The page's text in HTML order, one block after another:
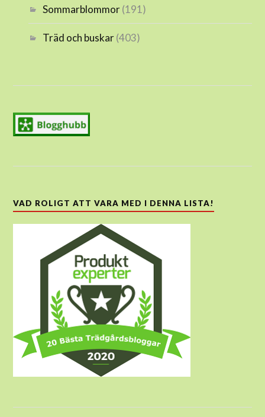
Sommarblommor(191)
Träd och buskar(403)
VAD ROLIGT ATT VARA MED I DENNA LISTA!